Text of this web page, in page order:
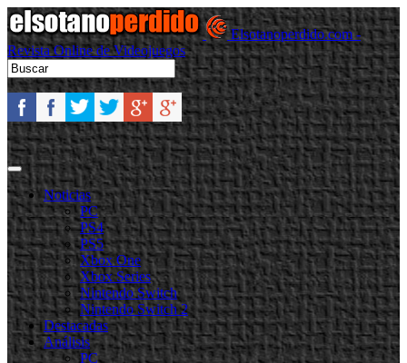
Elsotanoperdido.com -
Revista Online de Videojuegos
Noticias
PC
PS4
PS5
Xbox One
Xbox Series
Nintendo Switch
Nintendo Switch 2
Destacadas
Análisis
PC